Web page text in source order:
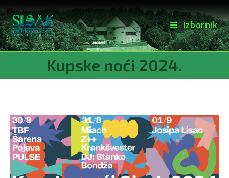
sadržaj
Izbornik
Kupske noći 2024.